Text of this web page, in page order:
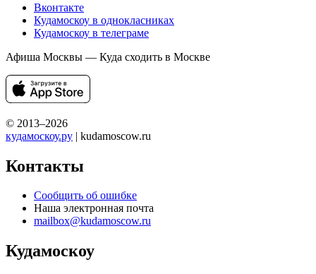
Вконтакте
Кудамоскоу в однокласниках
Кудамоскоу в телеграме
Афиша Москвы — Куда сходить в Москве
© 2013–2026
кудамоскоу.ру | kudamoscow.ru
Контакты
Сообщить об ошибке
Наша электронная почта
mailbox@kudamoscow.ru
Кудамоскоу